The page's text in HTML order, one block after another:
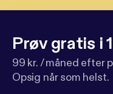
Prøv gratis i
99 kr. / måned efter
Opsig når som helst.